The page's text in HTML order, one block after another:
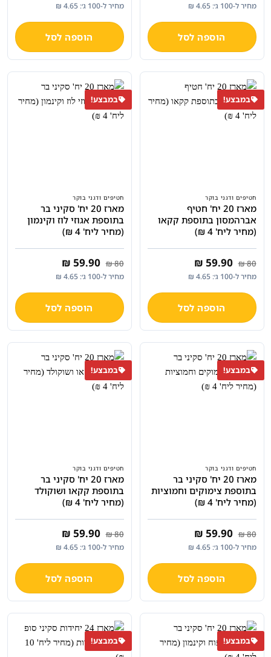
היה:
₪ 80.
הוא:
₪ 59.90.
מחיר ל-100 ג׳: 4.65 ₪
הוספה לסל
היה:
₪ 80.
הוא:
₪ 59.90.
מחיר ל-100 ג׳: 4.65 ₪
הוספה לסל
במבצע!
חטיפים ודגני בוקר
מארז 20 יח' חטיף
אברהמסון בתוספת קקאו
(מחיר ליח' 4 ₪)
₪80 המחיר
המקורי
היה:
₪ 80.
₪ 59.90
הנוכחי
הוא:
₪ 59.90.
מחיר ל-100 ג׳: 4.65 ₪
הוספה לסל
במבצע!
חטיפים ודגני בוקר
מארז 20 יח' סקיני בר
בתוספת אגוזי לוז וקינמון
(מחיר ליח' 4 ₪)
₪80 המחיר
המקורי
היה:
₪ 80.
₪ 59.90
הנוכחי
הוא:
₪ 59.90.
מחיר ל-100 ג׳: 4.65 ₪
הוספה לסל
במבצע!
חטיפים ודגני בוקר
מארז 20 יח' סקיני בר
בתוספת צימוקים וחמוציות
(מחיר ליח' 4 ₪)
₪80 המחיר
המקורי
היה:
₪ 80.
₪ 59.90
הנוכחי
הוא:
₪ 59.90.
מחיר ל-100 ג׳: 4.65 ₪
הוספה לסל
במבצע!
חטיפים ודגני בוקר
מארז 20 יח' סקיני בר
בתוספת קקאו ושוקולד
(מחיר ליח' 4 ₪)
₪80 המחיר
המקורי
היה:
₪ 80.
₪ 59.90
הנוכחי
הוא:
₪ 59.90.
מחיר ל-100 ג׳: 4.65 ₪
הוספה לסל
במבצע! במבצע!